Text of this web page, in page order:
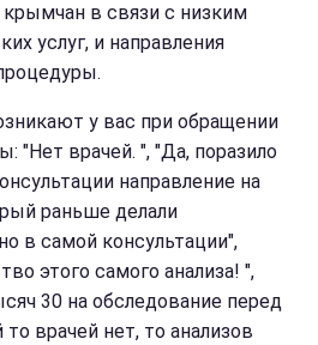
в связи с низким
услуг, и направления
у вас при обращении
"Нет врачей. ", "Да, поразило
направление на
раньше делали
в самой консультации",
этого самого анализа! ",
30 на обследование перед
врачей нет, то анализов